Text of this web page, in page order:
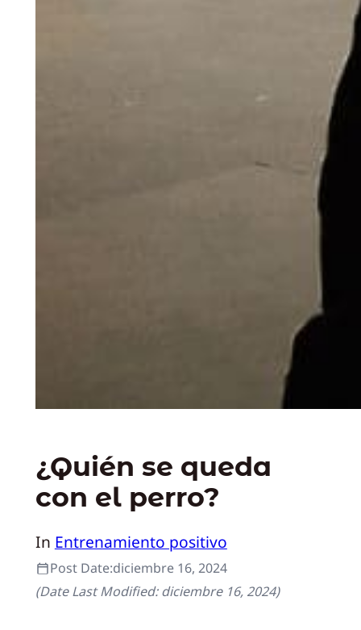
¿Quién se queda
con el perro?
In Entrenamiento positivo
Post Date:diciembre 16, 2024
(Date Last Modified:diciembre 16, 2024)